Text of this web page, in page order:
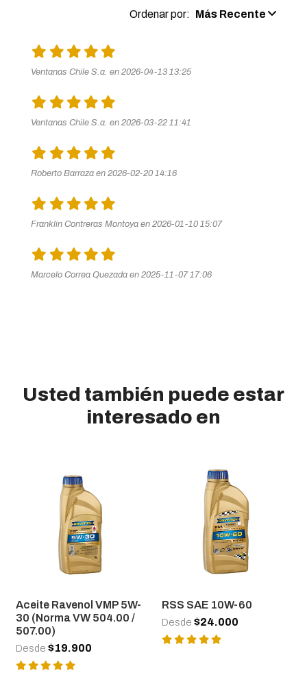
Ordenar por: Más Recente
Ventanas Chile S.a. en 2026-04-13 13:25
Ventanas Chile S.a. en 2026-03-22 11:41
Roberto Barraza en 2026-02-20 14:16
Franklin Contreras Montoya en 2026-01-10 15:07
Marcelo Correa Quezada en 2025-11-07 17:06
Usted también puede estar
interesado en
Aceite Ravenol VMP 5W-
30 (Norma VW 504.00 /
507.00)
Desde $19.900
RSS SAE 10W-60
Desde $24.000